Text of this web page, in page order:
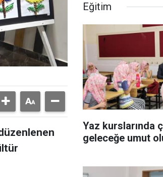
Eğitim
Yaz kurslarında
geleceğe umut